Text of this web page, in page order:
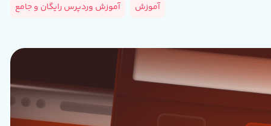
آموزش آموزش وردپرس رایگان و جامع